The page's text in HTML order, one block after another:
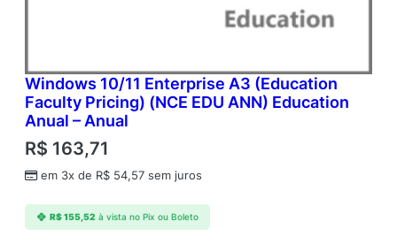
Windows 10/11 Enterprise A3 (Education
Faculty Pricing) (NCE EDU ANN) Education
Anual – Anual
R$ 163,71
em 3x de R$ 54,57 sem juros
R$155,52 à vista no Pix ou Boleto